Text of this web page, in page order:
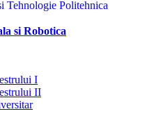
Tehnologie Politehnica
si Robotica
I
II